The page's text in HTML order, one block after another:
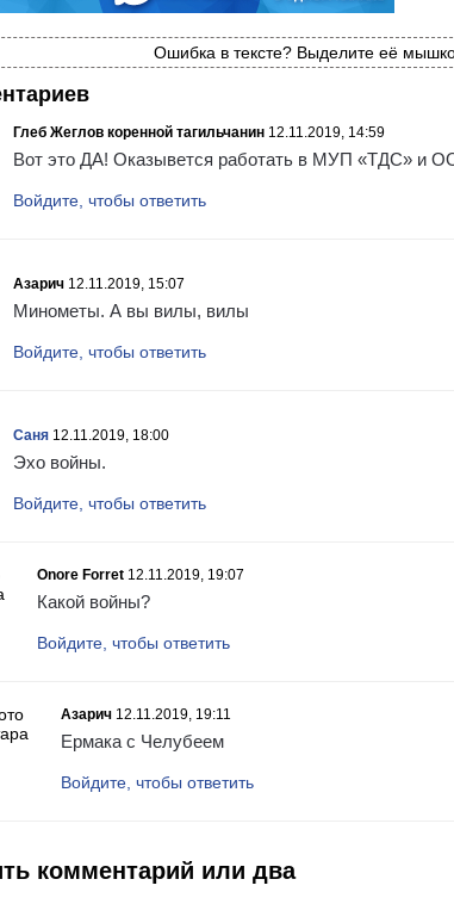
Ошибка в тексте? Выделите её
Глеб Жеглов коренной тагильчанин 12.11.2019, 14:59
Вот это ДА! Оказывется работать в МУП «ТДС» и
Войдите, чтобы ответить
Азарич 12.11.2019, 15:07
Минометы. А вы вилы, вилы
Войдите, чтобы ответить
Саня 12.11.2019, 18:00
Эхо войны.
Войдите, чтобы ответить
Onore Forret 12.11.2019, 19:07
Какой войны?
Войдите, чтобы ответить
Азарич 12.11.2019, 19:11
Ермака с Челубеем
Войдите, чтобы ответить
комментарий или два